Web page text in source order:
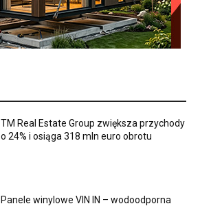
TM Real Estate Group zwiększa przychody
o 24% i osiąga 318 mln euro obrotu
Panele winylowe VIN IN – wodoodporna